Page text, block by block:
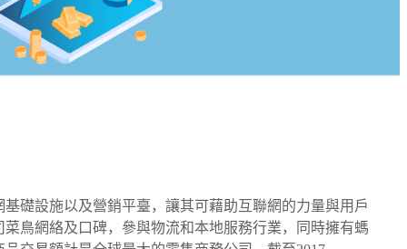
礎設施以及營銷平臺，讓其可藉助互聯網的力量與用戶
鳥網絡及口碑，參與物流和本地服務行業，同時擁有螞